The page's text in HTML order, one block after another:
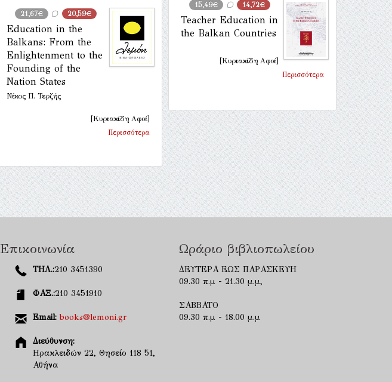
15,49€ 14,72€
Teacher Education in
the Balkan Countries
[Κυριακίδη Αφοί]
Περισσότερα
21,67€ 20,59€
Education in the
Balkans: From the
Enlightenment to the
Founding of the
Nation States
Νίκος Π. Τερζής
[Κυριακίδη Αφοί]
Περισσότερα
Επικοινωνία
ΤΗΛ.:210 3451390
ΦΑΞ.:210 3451910
Email: books@lemoni.gr
Διεύθυνση:
Ηρακλειδών 22, Θησείο 118 51,
Αθήνα
Ωράριο βιβλιοπωλείου
ΔΕΥΤΕΡΑ ΕΩΣ ΠΑΡΑΣΚΕΥΗ
09.30 π.μ - 21.30 μ.μ,
ΣΑΒΒΑΤΟ
09.30 π.μ - 18.00 μ.μ